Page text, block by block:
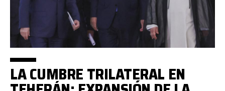
LA CUMBRE TRILATERAL EN